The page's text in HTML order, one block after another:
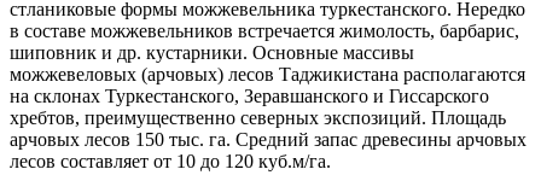
стланиковые формы можжевельника туркестанского. Нередко
в составе можжевельников встречается жимолость, барбарис,
шиповник и др. кустарники. Основные массивы
можжевеловых (арчовых) лесов Таджикистана располагаются
на склонах Туркестанского, Зеравшанского и Гиссарского
хребтов, преимущественно северных экспозиций. Площадь
арчовых лесов 150 тыс. га. Средний запас древесины арчовых
лесов составляет от 10 до 120 куб.м/га.